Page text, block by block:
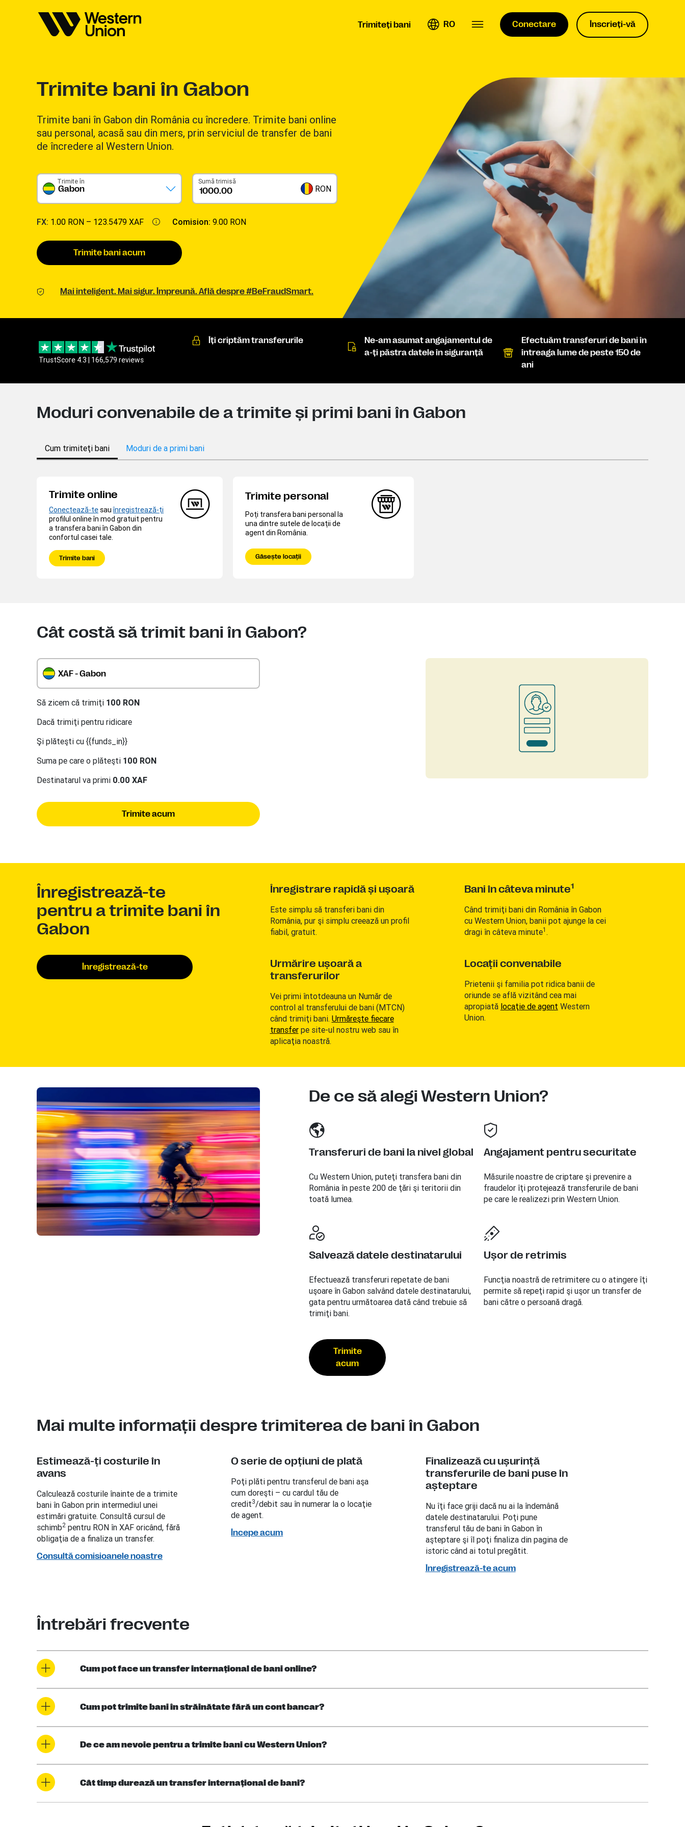
Trimiteţi bani RO Conectare Înscrieți-vă
Trimite bani în Gabon
Trimite bani în Gabon din România cu încredere. Trimite bani online
sau personal, acasă sau din mers, prin serviciul de transfer de bani
de încredere al Western Union.
Gabon
Trimite în Sumă trimisă
RON
FX: 1.00 RON – 123.5479 XAF Comision: 9.00 RON
Trimite bani acum
Mai inteligent. Mai sigur. Împreună. Află despre #BeFraudSmart.
TrustScore 4.3 | 166,579 reviews
Îţi criptăm transferurile
Ne-am asumat angajamentul de
a-ţi păstra datele în siguranţă
Efectuăm transferuri de bani în
întreaga lume de peste 150 de
ani
Moduri convenabile de a trimite şi primi bani în Gabon
Cum trimiteţi bani Moduri de a primi bani
Trimite online
Conectează-tesauînregistrează-ţi
profilul online în mod gratuit pentru
a transfera bani în Gabon din
confortul casei tale.
Trimite bani
Trimite personal
Poţi transfera bani personal la
una dintre sutele de locaţii de
agent din România.
Găseşte locaţii
Cât costă să trimit bani în Gabon?
XAF - Gabon
Să zicem că trimiţi 100 RON
Dacă trimiţi pentru ridicare
Şi plăteşti cu {{funds_in}}
Suma pe care o plăteşti 100 RON
Destinatarul va primi 0.00 XAF
Trimite acum
Înregistrează-te
pentru a trimite bani în
Gabon
Înregistrează-te
Înregistrare rapidă şi uşoară
Este simplu să transferi bani din
România, pur şi simplu creează un profil
fiabil, gratuit.
Urmărire uşoară a
transferurilor
Vei primi întotdeauna un Număr de
control al transferului de bani (MTCN)
când trimiţi bani. Urmăreşte fiecare
transferpe site-ul nostru web sau în
aplicaţia noastră.
Bani în câteva minute1
Când trimiţi bani din România în Gabon
cu Western Union, banii pot ajunge la cei
dragi în câteva minute1 .
Locaţii convenabile
Prietenii şi familia pot ridica banii de
oriunde se află vizitând cea mai
apropiată locaţie de agent Western
Union.
De ce să alegi Western Union?
Transferuri de bani la nivel global
Cu Western Union, puteţi transfera bani din
România în peste 200 de ţări şi teritorii din
toată lumea.
Angajament pentru securitate
Măsurile noastre de criptare şi prevenire a
fraudelor îţi protejează transferurile de bani
pe care le realizezi prin Western Union.
Salvează datele destinatarului
Efectuează transferuri repetate de bani
uşoare în Gabon salvând datele destinatarului,
gata pentru următoarea dată când trebuie să
trimiţi bani.
Uşor de retrimis
Funcţia noastră de retrimitere cu o atingere îţi
permite să repeţi rapid şi uşor un transfer de
bani către o persoană dragă.
Trimite
acum
Mai multe informaţii despre trimiterea de bani în Gabon
Estimează-ţi costurile în
avans
Calculează costurile înainte de a trimite
bani în Gabon prin intermediul unei
estimări gratuite. Consultă cursul de
schimb2 pentru RON în XAF oricând, fără
obligaţia de a finaliza un transfer.
Consultă comisioanele noastre
O serie de opţiuni de plată
Poţi plăti pentru transferul de bani aşa
cum doreşti – cu cardul tău de
credit3/debit sau în numerar la o locaţie
de agent.
Începe acum
Finalizează cu uşurinţă
transferurile de bani puse în
aşteptare
Nu îţi face griji dacă nu ai la îndemână
datele destinatarului. Poţi pune
transferul tău de bani în Gabon în
aşteptare şi îl poţi finaliza din pagina de
istoric când ai totul pregătit.
Înregistrează-te acum
Întrebări frecvente
Cum pot face un transfer internaţional de bani online?
Cum pot trimite bani în străinătate fără un cont bancar?
De ce am nevoie pentru a trimite bani cu Western Union?
Cât timp durează un transfer internaţional de bani?